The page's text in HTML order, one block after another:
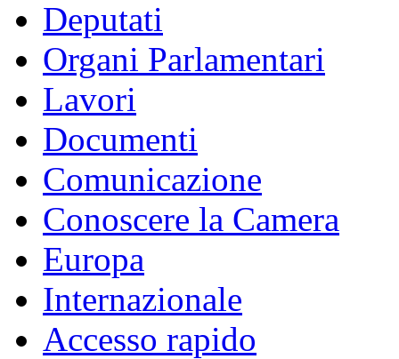
Deputati
Organi Parlamentari
Lavori
Documenti
Comunicazione
Conoscere la Camera
Europa
Internazionale
Accesso rapido